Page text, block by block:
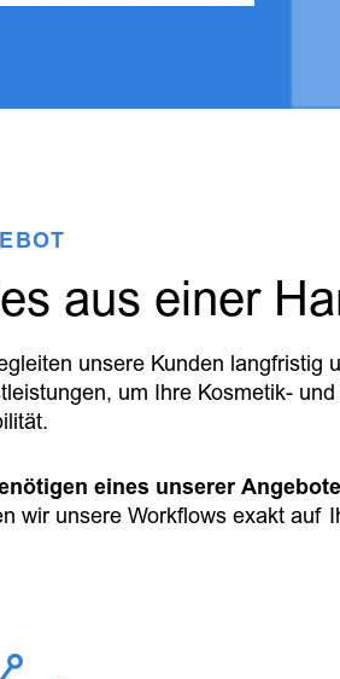
aus einer
unsere Kunden langfristig
um Ihre Kosmetik-
eines unserer
wir unsere Workflows exakt auf